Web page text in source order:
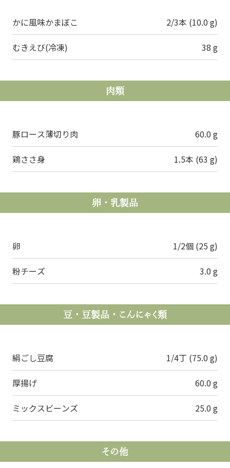
かに風味かまぼこ 2/3本 (10.0 g)
むきえび(冷凍) 38 g
肉類
豚ロース薄切り肉 60.0 g
鶏ささ身 1.5本 (63 g)
卵・乳製品
卵 1/2個 (25 g)
粉チーズ 3.0 g
豆・豆製品・こんにゃく類
絹ごし豆腐 1/4丁 (75.0 g)
厚揚げ 60.0 g
ミックスビーンズ 25.0 g
その他